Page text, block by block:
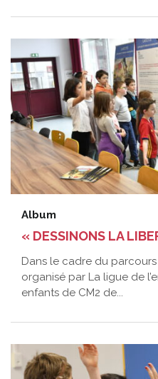
Album
« DESSINONS LA
Dans le cadre du
organisé par La ligue de
enfants de CM2 de...